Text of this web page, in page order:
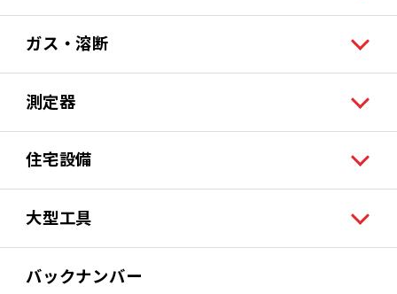
ガス・溶断
測定器
住宅設備
大型工具
バックナンバー